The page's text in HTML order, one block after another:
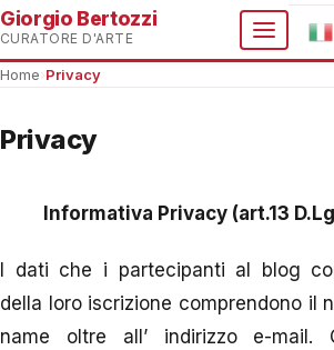
Giorgio Bertozzi
CURATORE D'ARTE
Home Privacy
Privacy
Informativa Privacy (art.13
I dati che i partecipanti al blog
della loro iscrizione comprendono il
name oltre all’ indirizzo e-mail.